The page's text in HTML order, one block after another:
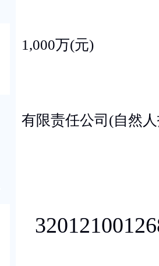
1,000万(元)
有限责任公司(自然